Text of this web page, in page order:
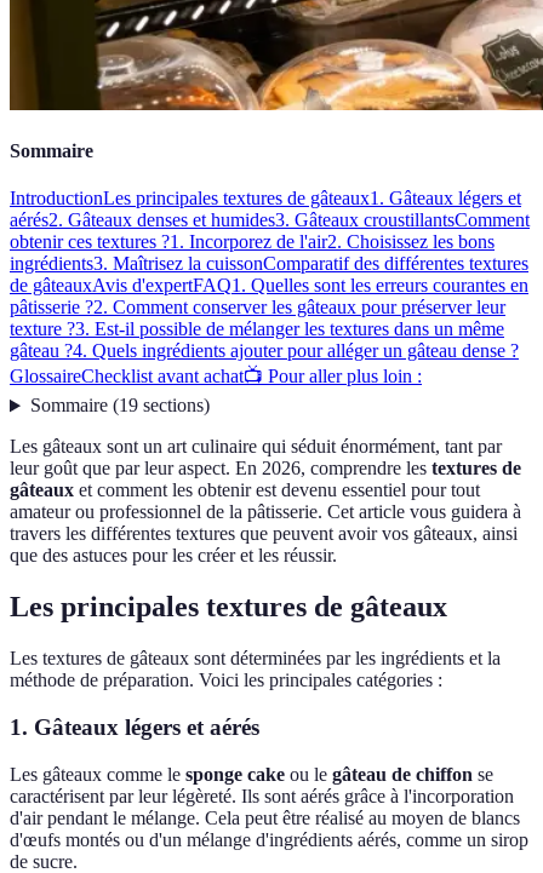
Sommaire
IntroductionLes principales textures de gâteaux1. Gâteaux légers et
aérés2. Gâteaux denses et humides3. Gâteaux croustillantsComment
obtenir ces textures ?1. Incorporez de l'air2. Choisissez les bons
ingrédients3. Maîtrisez la cuissonComparatif des différentes textures
de gâteauxAvis d'expertFAQ1. Quelles sont les erreurs courantes en
pâtisserie ?2. Comment conserver les gâteaux pour préserver leur
texture ?3. Est-il possible de mélanger les textures dans un même
gâteau ?4. Quels ingrédients ajouter pour alléger un gâteau dense ?
GlossaireChecklist avant achat📺 Pour aller plus loin :
Sommaire(19 sections)
Les gâteaux sont un art culinaire qui séduit énormément, tant par
leur goût que par leur aspect. En 2026, comprendre les textures de
gâteaux et comment les obtenir est devenu essentiel pour tout
amateur ou professionnel de la pâtisserie. Cet article vous guidera à
travers les différentes textures que peuvent avoir vos gâteaux, ainsi
que des astuces pour les créer et les réussir.
Les principales textures de gâteaux
Les textures de gâteaux sont déterminées par les ingrédients et la
méthode de préparation. Voici les principales catégories :
1. Gâteaux légers et aérés
Les gâteaux comme le sponge cake ou le gâteau de chiffon se
caractérisent par leur légèreté. Ils sont aérés grâce à l'incorporation
d'air pendant le mélange. Cela peut être réalisé au moyen de blancs
d'œufs montés ou d'un mélange d'ingrédients aérés, comme un sirop
de sucre.